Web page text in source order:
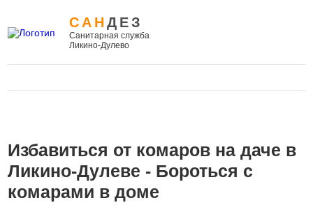
САНДЕЗ
Санитарная служба
Ликино-Дулево
Избавиться от комаров на даче в
Ликино-Дулеве - Бороться с
комарами в доме